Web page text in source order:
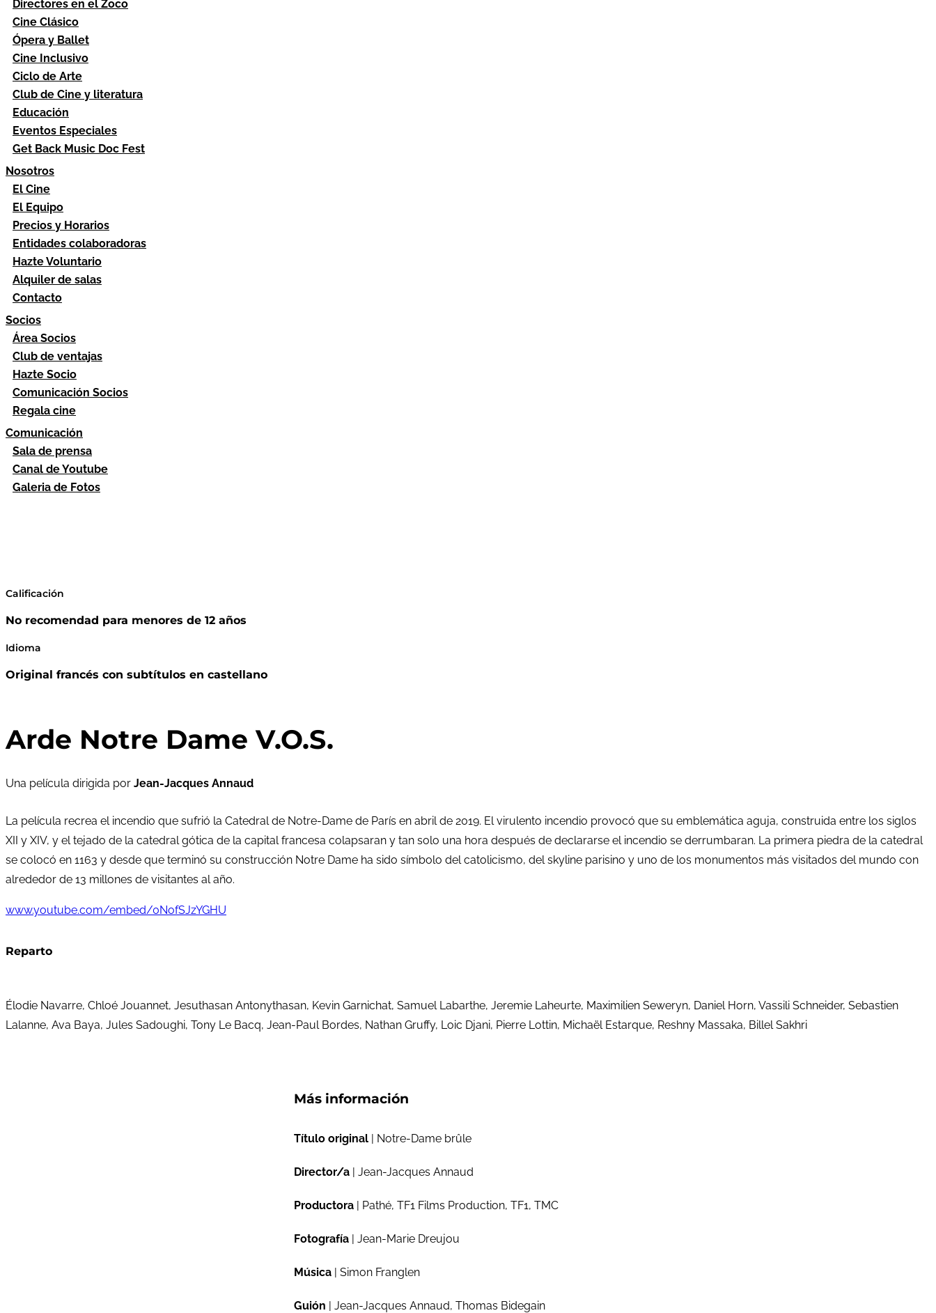
Directores en el Zoco
Cine Clásico
Ópera y Ballet
Cine Inclusivo
Ciclo de Arte
Club de Cine y literatura
Educación
Eventos Especiales
Get Back Music Doc Fest
Nosotros
El Cine
El Equipo
Precios y Horarios
Entidades colaboradoras
Hazte Voluntario
Alquiler de salas
Contacto
Socios
Área Socios
Club de ventajas
Hazte Socio
Comunicación Socios
Regala cine
Comunicación
Sala de prensa
Canal de Youtube
Galeria de Fotos
Calificación
No recomendad para menores de 12 años
Idioma
Original francés con subtítulos en castellano
Arde Notre Dame V.O.S.
Una película dirigida por Jean-Jacques Annaud
La película recrea el incendio que sufrió la Catedral de Notre-Dame de París en abril de 2019. El virulento incendio provocó que su emblemática aguja, construida entre los siglos
XII y XIV, y el tejado de la catedral gótica de la capital francesa colapsaran y tan solo una hora después de declararse el incendio se derrumbaran. La primera piedra de la catedral
se colocó en 1163 y desde que terminó su construcción Notre Dame ha sido símbolo del catolicismo, del skyline parisino y uno de los monumentos más visitados del mundo con
alrededor de 13 millones de visitantes al año.
www.youtube.com/embed/0NofSJzYGHU
Reparto
Élodie Navarre, Chloé Jouannet, Jesuthasan Antonythasan, Kevin Garnichat, Samuel Labarthe, Jeremie Laheurte, Maximilien Seweryn, Daniel Horn, Vassili Schneider, Sebastien
Lalanne, Ava Baya, Jules Sadoughi, Tony Le Bacq, Jean-Paul Bordes, Nathan Gruffy, Loic Djani, Pierre Lottin, Michaël Estarque, Reshny Massaka, Billel Sakhri
Más información
Título original | Notre-Dame brûle
Director/a | Jean-Jacques Annaud
Productora | Pathé, TF1 Films Production, TF1, TMC
Fotografía | Jean-Marie Dreujou
Música | Simon Franglen
Guión | Jean-Jacques Annaud, Thomas Bidegain